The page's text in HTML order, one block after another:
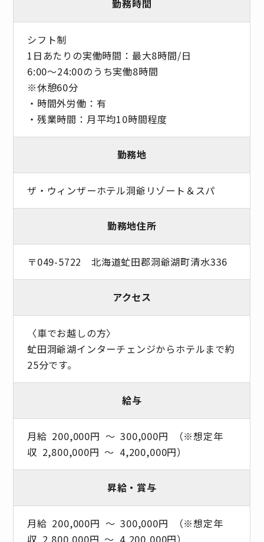
勤務時間
シフト制
1日あたりの実働時間：最大8時間/日
6:00～24:00のうち実働8時間
※休憩60分
・時間外労働：有
・残業時間：月平均10時間程度
勤務地
ザ・ウィンザーホテル洞爺リゾート＆スパ
勤務地住所
〒049-5722 北海道虻田郡洞爺湖町清水336
アクセス
〈車でお越しの方〉
虻田洞爺湖インターチェンジからホテルまで約
25分です。
給与
月給 200,000円 ～ 300,000円 （※想定年
収 2,800,000円 ～ 4,200,000円）
昇給・賞与
月給 200,000円 ～ 300,000円 （※想定年
収 2,800,000円 ～ 4,200,000円）